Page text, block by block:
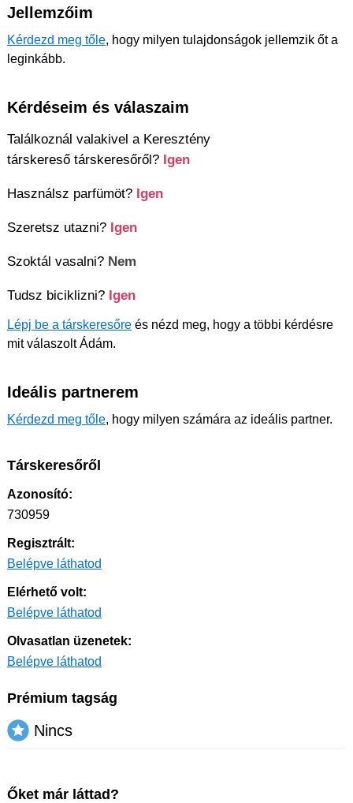
Jellemzőim
Kérdezd meg tőle, hogy milyen tulajdonságok jellemzik őt a
leginkább.
Kérdéseim és válaszaim
Találkoznál valakivel a Keresztény
társkereső társkeresőről? Igen
Használsz parfümöt? Igen
Szeretsz utazni? Igen
Szoktál vasalni? Nem
Tudsz biciklizni? Igen
Lépj be a társkeresőre és nézd meg, hogy a többi kérdésre
mit válaszolt Ádám.
Ideális partnerem
Kérdezd meg tőle, hogy milyen számára az ideális partner.
Társkeresőről
Azonosító:
730959
Regisztrált:
Belépve láthatod
Elérhető volt:
Belépve láthatod
Olvasatlan üzenetek:
Belépve láthatod
Prémium tagság
Nincs
Őket már láttad?